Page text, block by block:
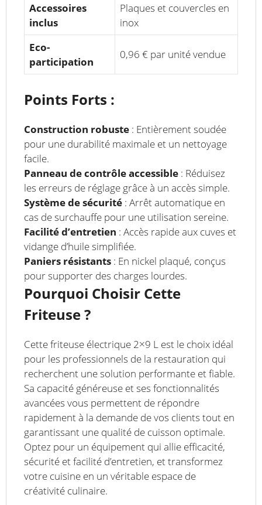
Accessoires
inclus
Plaques et couvercles en
inox
Eco-
participation
0,96 € par unité vendue
Points Forts :
Construction robuste : Entièrement soudée
pour une durabilité maximale et un nettoyage
facile.
Panneau de contrôle accessible : Réduisez
les erreurs de réglage grâce à un accès simple.
Système de sécurité : Arrêt automatique en
cas de surchauffe pour une utilisation sereine.
Facilité d’entretien : Accès rapide aux cuves et
vidange d’huile simplifiée.
Paniers résistants : En nickel plaqué, conçus
pour supporter des charges lourdes.
Pourquoi Choisir Cette
Friteuse ?
Cette friteuse électrique 2×9 L est le choix idéal
pour les professionnels de la restauration qui
recherchent une solution performante et fiable.
Sa capacité généreuse et ses fonctionnalités
avancées vous permettent de répondre
rapidement à la demande de vos clients tout en
garantissant une qualité de cuisson optimale.
Optez pour un équipement qui allie efficacité,
sécurité et facilité d’entretien, et transformez
votre cuisine en un véritable espace de
créativité culinaire.